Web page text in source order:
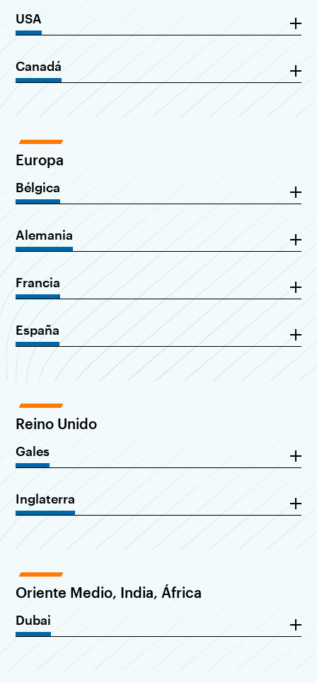
USA
Canadá
Europa
Bélgica
Alemania
Francia
España
Reino Unido
Gales
Inglaterra
Oriente Medio, India, África
Dubai